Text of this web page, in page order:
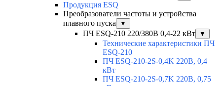
Продукция ESQ
Преобразователи частоты и устройства
плавного пуска
▼
ПЧ ESQ-210 220/380В 0,4-22 кВт ▼
Технические характеристики ПЧ
ESQ-210
ПЧ ESQ-210-2S-0,4K 220В, 0,4
кВт
ПЧ ESQ-210-2S-0,7K 220В, 0,75